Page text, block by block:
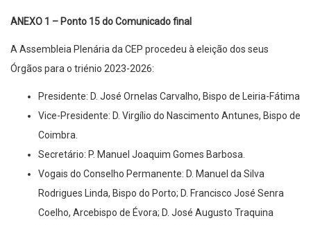
ANEXO 1 – Ponto 15 do Comunicado final
A Assembleia Plenária da CEP procedeu à eleição dos seus
Órgãos para o triénio 2023-2026:
Presidente: D. José Ornelas Carvalho, Bispo de Leiria-Fátima
Vice-Presidente: D. Virgílio do Nascimento Antunes, Bispo de
Coimbra.
Secretário: P. Manuel Joaquim Gomes Barbosa.
Vogais do Conselho Permanente: D. Manuel da Silva
Rodrigues Linda, Bispo do Porto; D. Francisco José Senra
Coelho, Arcebispo de Évora; D. José Augusto Traquina